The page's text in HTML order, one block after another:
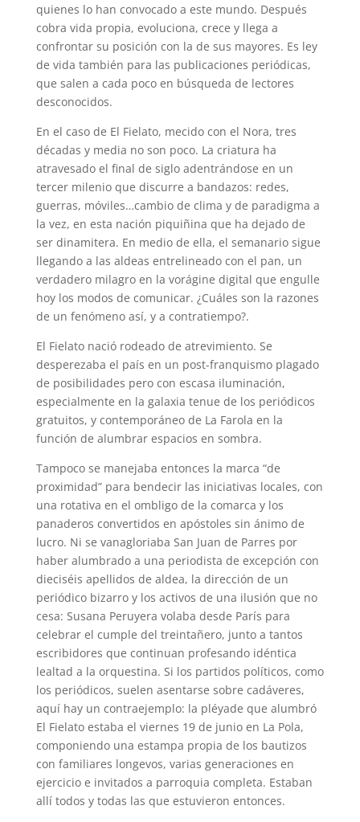
quienes lo han convocado a este mundo. Después
cobra vida propia, evoluciona, crece y llega a
confrontar su posición con la de sus mayores. Es ley
de vida también para las publicaciones periódicas,
que salen a cada poco en búsqueda de lectores
desconocidos.
En el caso de El Fielato, mecido con el Nora, tres
décadas y media no son poco. La criatura ha
atravesado el final de siglo adentrándose en un
tercer milenio que discurre a bandazos: redes,
guerras, móviles…cambio de clima y de paradigma a
la vez, en esta nación piquiñina que ha dejado de
ser dinamitera. En medio de ella, el semanario sigue
llegando a las aldeas entrelineado con el pan, un
verdadero milagro en la vorágine digital que engulle
hoy los modos de comunicar. ¿Cuáles son la razones
de un fenómeno así, y a contratiempo?.
El Fielato nació rodeado de atrevimiento. Se
desperezaba el país en un post-franquismo plagado
de posibilidades pero con escasa iluminación,
especialmente en la galaxia tenue de los periódicos
gratuitos, y contemporáneo de La Farola en la
función de alumbrar espacios en sombra.
Tampoco se manejaba entonces la marca “de
proximidad” para bendecir las iniciativas locales, con
una rotativa en el ombligo de la comarca y los
panaderos convertidos en apóstoles sin ánimo de
lucro. Ni se vanagloriaba San Juan de Parres por
haber alumbrado a una periodista de excepción con
dieciséis apellidos de aldea, la dirección de un
periódico bizarro y los activos de una ilusión que no
cesa: Susana Peruyera volaba desde París para
celebrar el cumple del treintañero, junto a tantos
escribidores que continuan profesando idéntica
lealtad a la orquestina. Si los partidos políticos, como
los periódicos, suelen asentarse sobre cadáveres,
aquí hay un contraejemplo: la pléyade que alumbró
El Fielato estaba el viernes 19 de junio en La Pola,
componiendo una estampa propia de los bautizos
con familiares longevos, varias generaciones en
ejercicio e invitados a parroquia completa. Estaban
allí todos y todas las que estuvieron entonces.